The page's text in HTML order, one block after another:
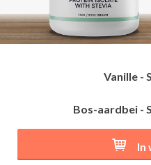
Vanille -
Bos-aardbei -
In